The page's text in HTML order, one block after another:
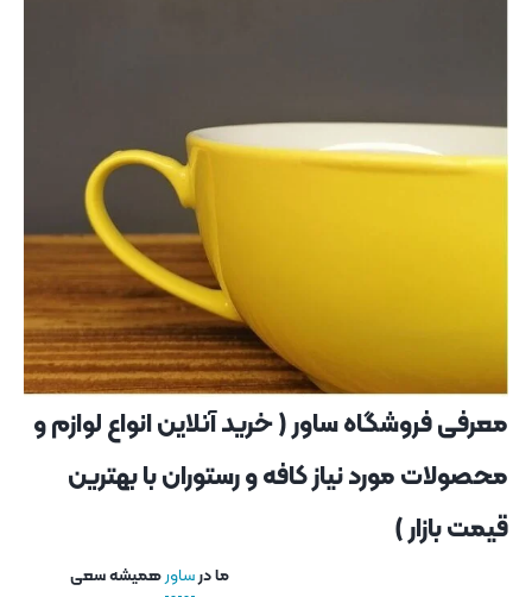
معرفی فروشگاه ساور ( خرید آنلاین انواع لوازم و
محصولات مورد نیاز کافه و رستوران با بهترین
قیمت بازار )
ما درساورهمیشه سعی